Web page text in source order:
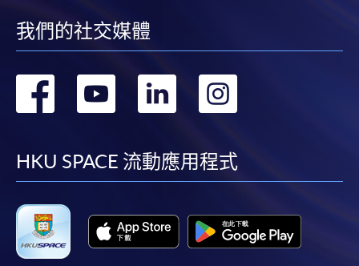
子郵件帳戶。請保留確定回條作日後查詢用途。
如須甄選入學，則正式收據並不可作為 閣下已獲
取錄的證明。學院將在截止報名日期後儘快通知申
學費。
免責聲明
我們的社交媒體
轉
facebook
轉
youtube
轉
linkedin
轉
HKU SPACE 流動應用程式